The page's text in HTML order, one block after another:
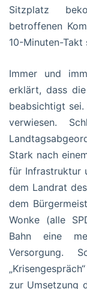
Sitzplatz
betroffenen
10-Minuten-
Immer und
erklärt, dass
beabsichtigt
verwiesen.
Stark nach
für Infrastruktur
dem Landrat
dem
Wonke (alle
Bahn eine
Versorgung.
zur Umsetzung